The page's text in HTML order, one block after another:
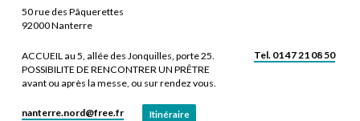
Sainte-
Catherine-
de-
Sienne
50 rue des Pâquerettes
92000 Nanterre
ACCUEIL au 5, allée des Jonquilles, porte 25.
POSSIBILITE DE RENCONTRER UN PRÊTRE
avant ou après la messe, ou sur rendez vous.
Tel. 01 47 21 08 50
nanterre.nord​@free.fr Itinéraire